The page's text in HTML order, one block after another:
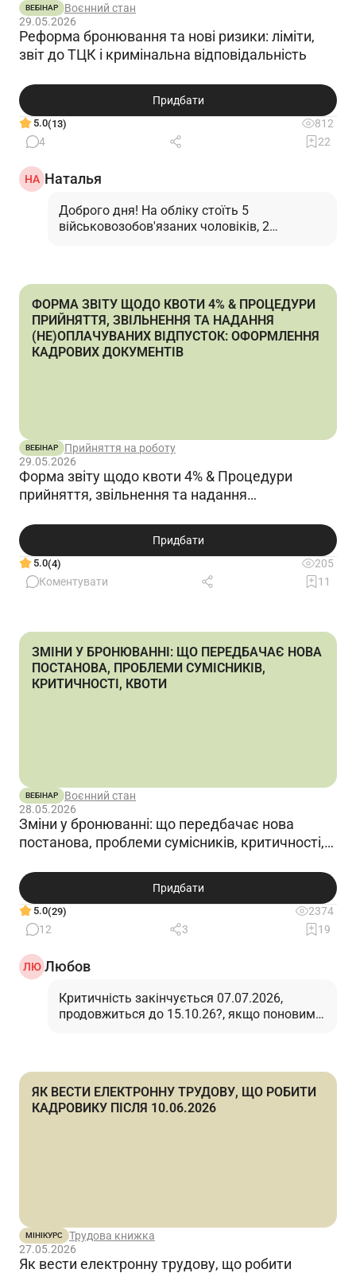
ВЕБІНАР
Воєнний стан
29.05.2026
Реформа бронювання та нові ризики: ліміти,
звіт до ТЦК і кримінальна відповідальність
Придбати
5.0(13)
812
4
22
НА Наталья
Доброго дня! На обліку стоїть 5
військовозобов'язаних чоловіків, 2
ФОРМА ЗВІТУ ЩОДО КВОТИ 4% & ПРОЦЕДУРИ
ПРИЙНЯТТЯ, ЗВІЛЬНЕННЯ ТА НАДАННЯ
(НЕ)ОПЛАЧУВАНИХ ВІДПУСТОК: ОФОРМЛЕННЯ
КАДРОВИХ ДОКУМЕНТІВ
ВЕБІНАР
Прийняття на роботу
29.05.2026
Форма звіту щодо квоти 4% & Процедури
прийняття, звільнення та надання
кадрових документів
Придбати
5.0(4)
205
Коментувати
11
ЗМІНИ У БРОНЮВАННІ: ЩО ПЕРЕДБАЧАЄ НОВА
ПОСТАНОВА, ПРОБЛЕМИ СУМІСНИКІВ,
КРИТИЧНОСТІ, КВОТИ
ВЕБІНАР
Воєнний стан
28.05.2026
Зміни у бронюванні: що передбачає нова
постанова, проблеми сумісників, критичності,
Придбати
5.0(29)
2374
12
3 19
ЛЮ Любов
Критичність закінчується 07.07.2026,
продовжиться до 15.10.26?, якщо поновимо
ЯК ВЕСТИ ЕЛЕКТРОННУ ТРУДОВУ, ЩО РОБИТИ
КАДРОВИКУ ПІСЛЯ 10.06.2026
МІНІКУРС
Трудова книжка
27.05.2026
Як вести електронну трудову, що робити